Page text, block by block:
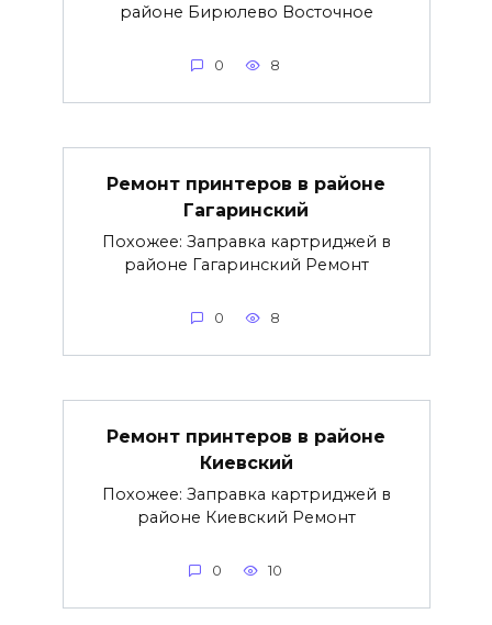
районе Бирюлево Восточное
0 8
Ремонт принтеров в районе
Гагаринский
Похожее: Заправка картриджей в
районе Гагаринский Ремонт
0 8
Ремонт принтеров в районе
Киевский
Похожее: Заправка картриджей в
районе Киевский Ремонт
0 10